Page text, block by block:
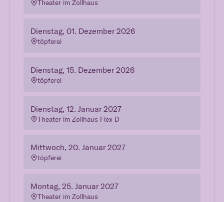
Theater im Zollhaus
Dienstag, 01. Dezember 2026
töpferei
Dienstag, 15. Dezember 2026
töpferei
Dienstag, 12. Januar 2027
Theater im Zollhaus Flex D
Mittwoch, 20. Januar 2027
töpferei
Montag, 25. Januar 2027
Theater im Zollhaus